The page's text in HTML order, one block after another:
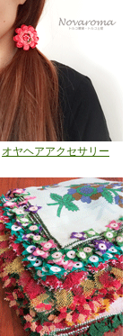
オヤヘアアクセサリー